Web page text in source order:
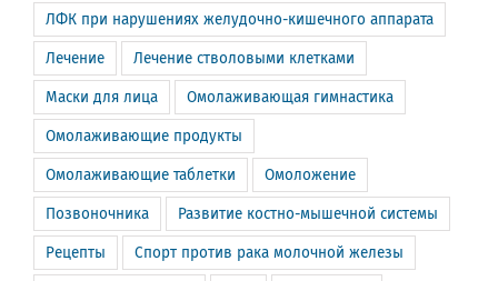
ЛФК при нарушениях желудочно-кишечного аппарата
Лечение Лечение стволовыми клетками
Маски для лица Омолаживающая гимнастика
Омолаживающие продукты
Омолаживающие таблетки Омоложение
Позвоночника Развитие костно-мышечной системы
Рецепты Спорт против рака молочной железы